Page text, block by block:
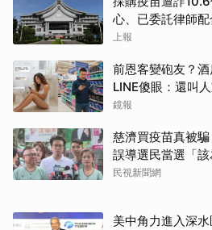
心、已委託律師
上報
前恩客變砲友？
LINE傻眼：還叫
鏡報
慈濟買疫苗真被
誤導選民當選「該
民視新聞網
美中角力進入深